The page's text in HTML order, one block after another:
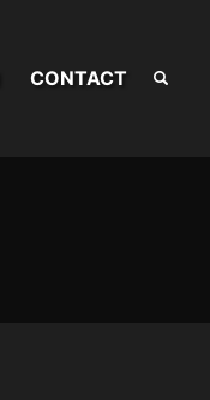
CONTACT